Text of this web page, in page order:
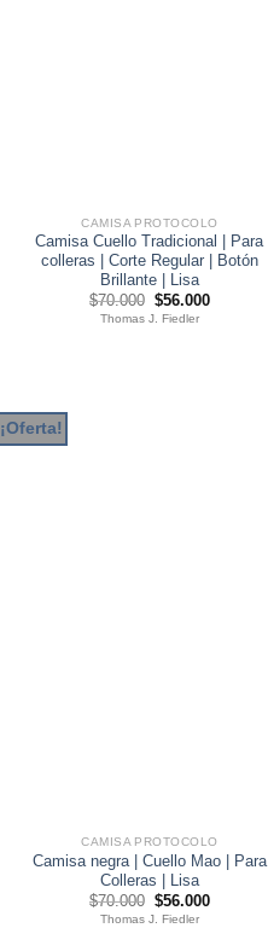
CAMISA PROTOCOLO
Camisa Cuello Tradicional | Para
colleras | Corte Regular | Botón
Brillante | Lisa
$70.000 El
precio
$56.000El
Thomas J. Fiedler
¡Oferta!
CAMISA PROTOCOLO
Camisa negra | Cuello Mao | Para
Colleras | Lisa
$70.000 El
precio
$56.000El
Thomas J. Fiedler